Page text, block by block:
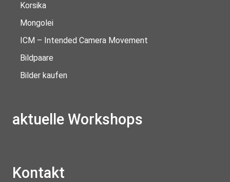
Korsika
Mongolei
ICM – Intended Camera Movement
Bildpaare
Bilder kaufen
aktuelle Workshops
Kontakt